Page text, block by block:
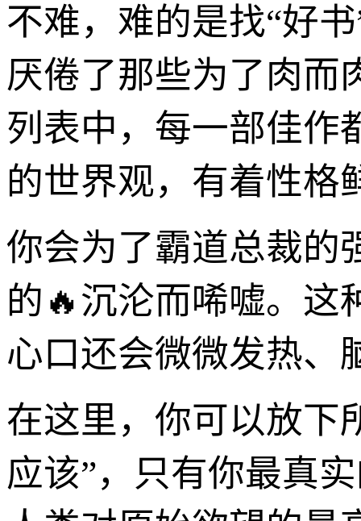
不难，难的是找“好
厌倦了那些为了肉而
列表中，每一部佳作
的世界观，有着性格
你会为了霸道总裁的
的🔥沉沦而唏嘘。这
心口还会微微发热、
在这里，你可以放下
应该”，只有你最真